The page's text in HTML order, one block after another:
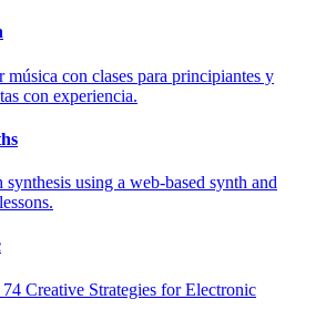
música con clases para principiantes y
con experiencia.
using a web-based synth and
Creative Strategies for Electronic